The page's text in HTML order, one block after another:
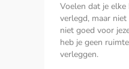
Voelen dat je elke
verlegd, maar
niet goed voor
heb je geen
verleggen.